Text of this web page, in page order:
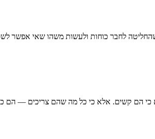
לחבר כוחות ולעשות משהו שאי אפשר
הם קשים. אלא כי כל מה שהם צריכים — הם